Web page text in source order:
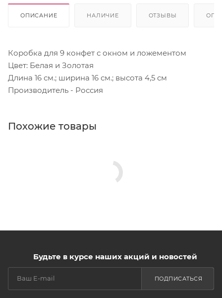
ОПИСАНИЕ НАЛИЧИЕ ОТЗЫВЫ
Коробка для 9 конфет с окном и ложементом
Цвет: Белая и Золотая
Длина 16 см.; ширина 16 см.; высота 4,5 см
Производитель - Россия
Похожие товары
Будьте в курсе наших акций и новостей
ПОДПИСАТЬСЯ